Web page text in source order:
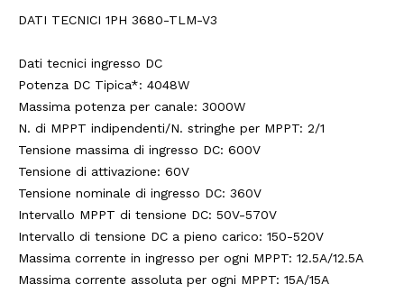
DATI TECNICI 1PH 3680-TLM-V3
Dati tecnici ingresso DC
Potenza DC Tipica*: 4048W
Massima potenza per canale: 3000W
N. di MPPT indipendenti/N. stringhe per MPPT: 2/1
Tensione massima di ingresso DC: 600V
Tensione di attivazione: 60V
Tensione nominale di ingresso DC: 360V
Intervallo MPPT di tensione DC: 50V-570V
Intervallo di tensione DC a pieno carico: 150-520V
Massima corrente in ingresso per ogni MPPT: 12.5A/12.5A
Massima corrente assoluta per ogni MPPT: 15A/15A